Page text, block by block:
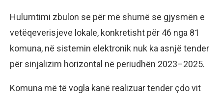
Hulumtimi zbulon se për më shumë se gjysmën e
vetëqeverisjeve lokale, konkretisht për 46 nga 81
komuna, në sistemin elektronik nuk ka asnjë tender
për sinjalizim horizontal në periudhën 2023–2025.
Komuna më të vogla kanë realizuar tender çdo vit